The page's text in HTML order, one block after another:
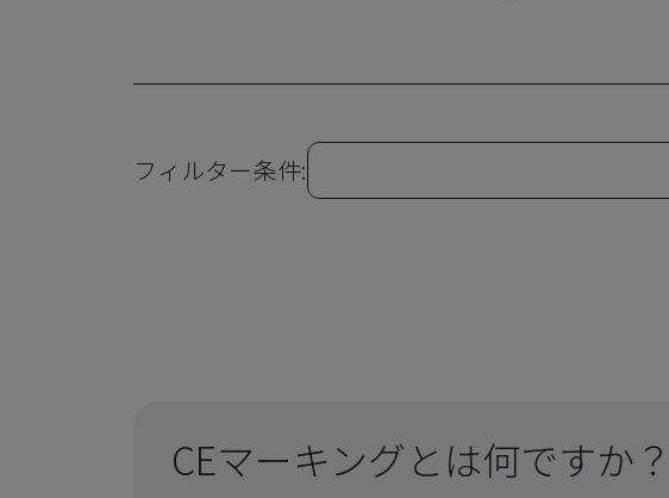
フィルター条件:
CEマーキングとは何ですか？